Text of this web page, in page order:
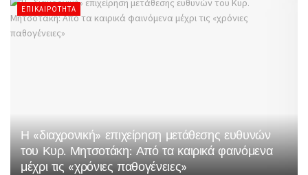
ΕΠΙΚΑΙΡΌΤΗΤΑ
Η «διαχρονική» επιχείρηση μετάθεσης ευθυνών
του Κυρ. Μητσοτάκη: Από τα καιρικά φαινόμενα
μέχρι τις «χρόνιες παθογένειες»